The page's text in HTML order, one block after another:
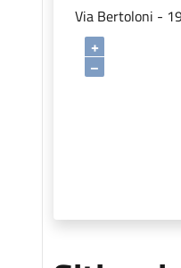
Via Bertoloni -
+
–